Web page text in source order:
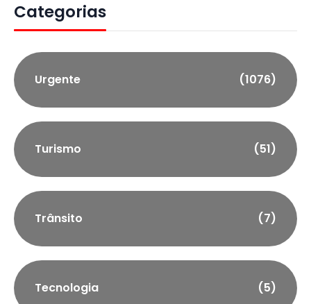
Categorias
Urgente (1076)
Turismo (51)
Trânsito (7)
Tecnologia (5)